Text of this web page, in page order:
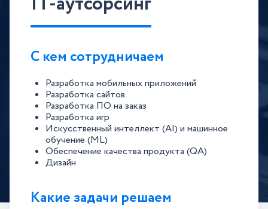
С кем сотрудничаем
Разработка мобильных приложений
Разработка сайтов
Разработка ПО на заказ
Разработка игр
Искусственный интеллект (AI) и машинное
обучение (ML)
Обеспечение качества продукта (QA)
Дизайн
Какие задачи решаем